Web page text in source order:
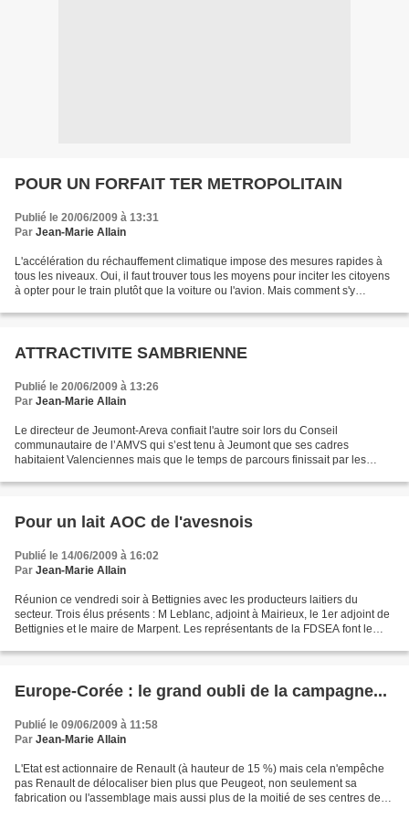
POUR UN FORFAIT TER METROPOLITAIN
Publié le 20/06/2009 à 13:31
Par Jean-Marie Allain
L'accélération du réchauffement climatique impose des mesures rapides à
tous les niveaux. Oui, il faut trouver tous les moyens pour inciter les citoyens
à opter pour le train plutôt que la voiture ou l'avion. Mais comment s'y
ATTRACTIVITE SAMBRIENNE
Publié le 20/06/2009 à 13:26
Par Jean-Marie Allain
Le directeur de Jeumont-Areva confiait l'autre soir lors du Conseil
communautaire de l’AMVS qui s’est tenu à Jeumont que ses cadres
habitaient Valenciennes mais que le temps de parcours finissait par les
Pour un lait AOC de l'avesnois
Publié le 14/06/2009 à 16:02
Par Jean-Marie Allain
Réunion ce vendredi soir à Bettignies avec les producteurs laitiers du
secteur. Trois élus présents : M Leblanc, adjoint à Mairieux, le 1er adjoint de
Bettignies et le maire de Marpent. Les représentants de la FDSEA font le
Europe-Corée : le grand oubli de la campagne...
Publié le 09/06/2009 à 11:58
Par Jean-Marie Allain
L'Etat est actionnaire de Renault (à hauteur de 15 %) mais cela n'empêche
pas Renault de délocaliser bien plus que Peugeot, non seulement sa
fabrication ou l'assemblage mais aussi plus de la moitié de ses centres de